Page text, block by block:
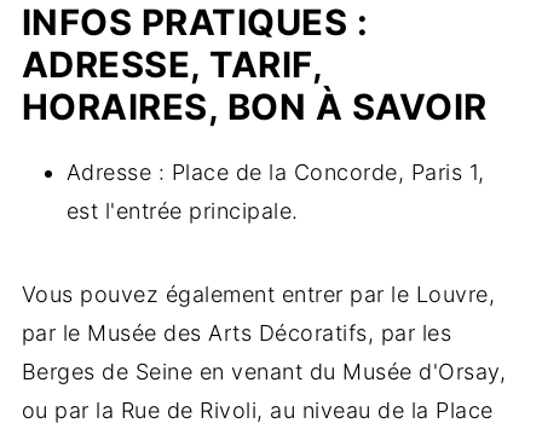
INFOS PRATIQUES :
ADRESSE, TARIF,
HORAIRES, BON À SAVOIR
Adresse : Place de la Concorde, Paris 1,
est l'entrée principale.
Vous pouvez également entrer par le Louvre,
par le Musée des Arts Décoratifs, par les
Berges de Seine en venant du Musée d'Orsay,
ou par la Rue de Rivoli, au niveau de la Place